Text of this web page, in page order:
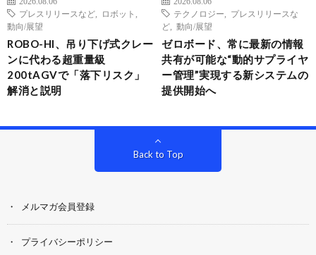
プレスリリースなど
ロボット
動向/展望
ROBO-HI、吊り下げ式クレー
ンに代わる超重量級
200tAGVで「落下リスク」
解消と説明
テクノロジー
プレスリリースな
ど
動向/展望
ゼロボード、常に最新の情報
共有が可能な“動的サプライヤ
ー管理”実現する新システムの
提供開始へ
Back to Top
メルマガ会員登録
プライバシーポリシー